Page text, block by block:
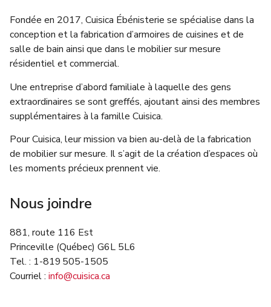
Fondée en 2017, Cuisica Ébénisterie se spécialise dans la
conception et la fabrication d’armoires de cuisines et de
salle de bain ainsi que dans le mobilier sur mesure
résidentiel et commercial.
Une entreprise d’abord familiale à laquelle des gens
extraordinaires se sont greffés, ajoutant ainsi des membres
supplémentaires à la famille Cuisica.
Pour Cuisica, leur mission va bien au-delà de la fabrication
de mobilier sur mesure. Il s’agit de la création d’espaces où
les moments précieux prennent vie.
Nous joindre
881, route 116 Est
Princeville (Québec) G6L 5L6
Tel. : 1-819 505-1505
Courriel : info@cuisica.ca